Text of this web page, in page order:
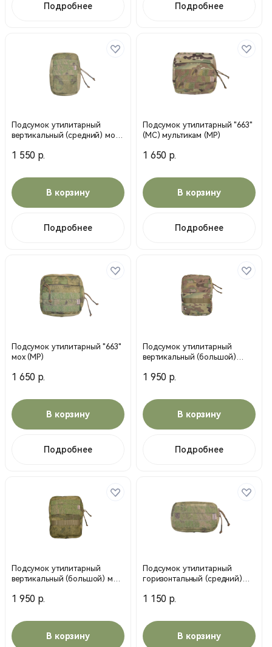
Подробнее Подробнее
Подсумок утилитарный
вертикальный (средний) мох
1 550 р.
В корзину
Подробнее
Подсумок утилитарный "663"
(МС) мультикам (MP)
1 650 р.
В корзину
Подробнее
Подсумок утилитарный "663"
мох (MP)
1 650 р.
В корзину
Подробнее
Подсумок утилитарный
вертикальный (большой)
1 950 р.
В корзину
Подробнее
Подсумок утилитарный
вертикальный (большой) мох
1 950 р.
В корзину
Подсумок утилитарный
горизонтальный (средний)
1 150 р.
В корзину